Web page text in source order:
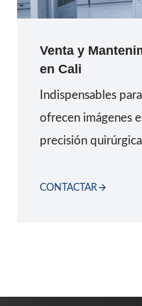
Venta y
en Cali
Indispensables
ofrecen imágenes
precisión
CONTACTAR